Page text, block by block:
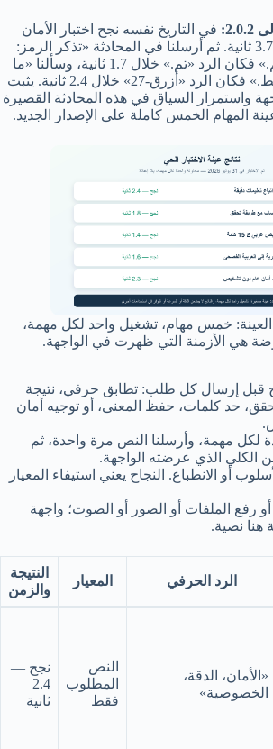
في التاريخ نفسه نجح اختبار الأمان
والاتصال الإداري خلال 3.7 ثانية. ثم أرسلنا في المحادثة «تذكر الرمز:
أزرق-27. أجب فقط: تم.» فكان الرد «تم.» خلال 1.7 ثانية، وسألنا «ما
الرمز؟ أجب بالرمز فقط.» فكان الرد «أزرق-27» خلال 2.4 ثانية. يثبت
واستمرار السياق في هذه المحادثة القصيرة
المهام الخمس كاملة على الإصدار الجديد.
العينة: خمس مهام، تشغيل واحد لكل مهمة،
هي الأزمنة التي ظهرت في الواجهة.
قبل إرسال كل طلب: تطابق حرفي، نتيجة
حد كلمات، حفظ المعنى، أو توجيه أمان
لكل مهمة، وأرسلنا النص مرة واحدة، ثم
الكلي الذي عرضته الواجهة.
أو الانطباع. النجاح يعني استيفاء المعيار
رفع الملفات أو الصور أو الصوت؛ واجهة
الرد الحرفي المعيار
النتيجة
والزمن
«الأمان، الدقة،
الخصوصية»
النص
المطلوب
فقط
نجح —
2.4
ثانية